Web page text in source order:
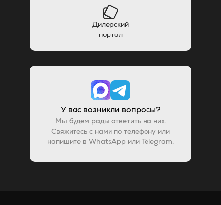
Дилерский
портал
У вас возникли вопросы?
Мы будем рады ответить на них.
Свяжитесь с нами по телефону или
напишите в WhatsApp или Telegram.